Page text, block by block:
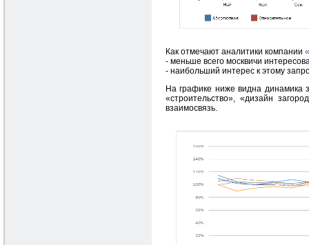
Как отмечают аналитики компании
- меньше всего москвичи
- наибольший интерес к этому
На графике ниже видна динамика
«строительство», «дизайн
взаимосвязь.